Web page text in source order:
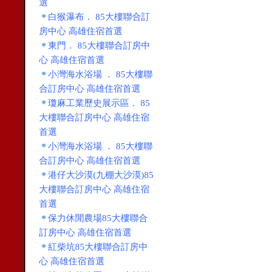
選
白猴瀑布． 85大樓聯合訂
房中心 高雄住宿首選
東門． 85大樓聯合訂房中
心 高雄住宿首選
小灣海水浴場 ． 85大樓聯
合訂房中心 高雄住宿首選
瓊麻工業歷史展示區． 85
大樓聯合訂房中心 高雄住宿
首選
小灣海水浴場 ． 85大樓聯
合訂房中心 高雄住宿首選
港仔大沙漠(九棚大沙漠)85
大樓聯合訂房中心 高雄住宿
首選
保力休閒農場85大樓聯合
訂房中心 高雄住宿首選
紅柴坑85大樓聯合訂房中
心 高雄住宿首選